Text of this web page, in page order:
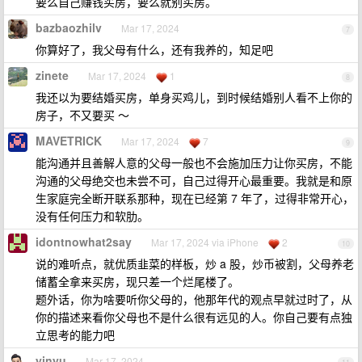
7
bazbaozhilv Mar 17, 2024
你算好了，我父母有什么，还有我养的，知足吧
8
zinete Mar 17, 2024 1
我还以为要结婚买房，单身买鸡儿，到时候结婚别人看不上你的
房子，不又要买 ～
9
MAVETRICK Mar 17, 2024 7
能沟通并且善解人意的父母一般也不会施加压力让你买房，不能
沟通的父母绝交也未尝不可，自己过得开心最重要。我就是和原
生家庭完全断开联系那种，现在已经第 7 年了，过得非常开心，
没有任何压力和软肋。
10
idontnowhat2say Mar 17, 2024 via iPhone 2
说的难听点，就优质韭菜的样板，炒 a 股，炒币被割，父母养老
储蓄全拿来买房，现只差一个烂尾楼了。
题外话，你为啥要听你父母的，他那年代的观点早就过时了，从
你的描述来看你父母也不是什么很有远见的人。你自己要有点独
立思考的能力吧